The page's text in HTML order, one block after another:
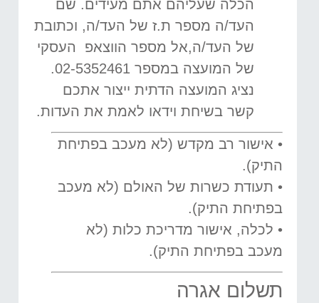
הכלה שעליהם אתם מעידים. שם
העד/ה מספר ת.ז של העד/ה, וכתובת
של העד/ה,אל מספר הווצאפ העסקי
של המועצה במספר 02-5352461.
נציג המועצה הדתית ייצור אתכם
קשר בשיחת וידאו לאמת את העדות.
• אישור רב מקדש (לא מעכב בפתיחת
התיק).
• תעודת כשרות של האולם (לא מעכב
בפתיחת התיק).
• לכלה, אישור מדריכת כלות (לא
מעכב בפתיחת התיק).
תשלום אגרה